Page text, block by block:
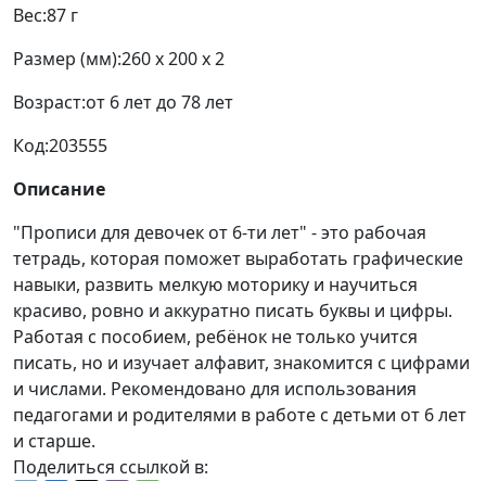
Вес:87 г
Размер (мм):260 x 200 x 2
Возраст:от 6 лет до 78 лет
Код:203555
Описание
"Прописи для девочек от 6-ти лет" - это рабочая
тетрадь, которая поможет выработать графические
навыки, развить мелкую моторику и научиться
красиво, ровно и аккуратно писать буквы и цифры.
Работая с пособием, ребёнок не только учится
писать, но и изучает алфавит, знакомится с цифрами
и числами. Рекомендовано для использования
педагогами и родителями в работе с детьми от 6 лет
и старше.
Поделиться ссылкой в: